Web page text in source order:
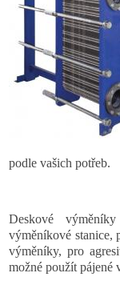
podle vašich potřeb.
Deskové
výměníkové stanice,
výměníky, pro
možné použít pájené